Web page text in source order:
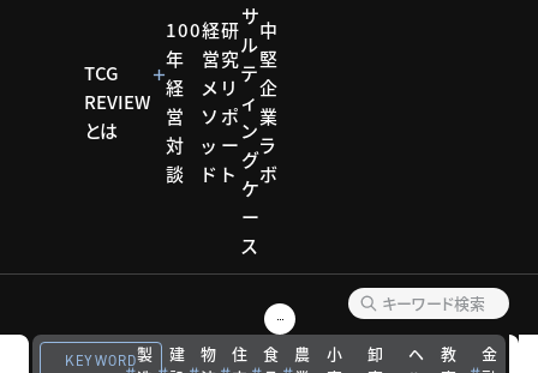
TCG
REVIEW
とは
100
年
経
営
対
談
経
営
メ
ソ
ッ
ド
研
究
リ
ポ
ー
ト
サ
ル
テ
ィ
ン
グ
ケ
ー
ス
中
堅
企
業
ラ
ボ
KEYWORD製
建
物
住
食
農
小
卸
ヘ
教
金
研究リポート人的資本研究会
年間100名の女性と面談する10年で見えてきたこと
研究リポー
ト
人的資
本研究
人材を投資に
より生産性を